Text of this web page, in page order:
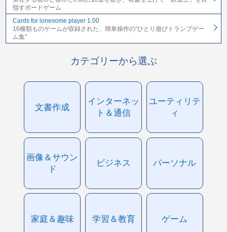
指すボードゲーム
Cards for lonesome player 1.00
16種類ものゲームが収録された、簡単操作の“ひとり遊びトランプゲー
ム集”
カテゴリーから選ぶ
文書作成
インターネッ
ト＆通信
ユーティリテ
ィ
画像＆サウン
ド
ビジネス パーソナル
家庭＆趣味 学習＆教育 ゲーム